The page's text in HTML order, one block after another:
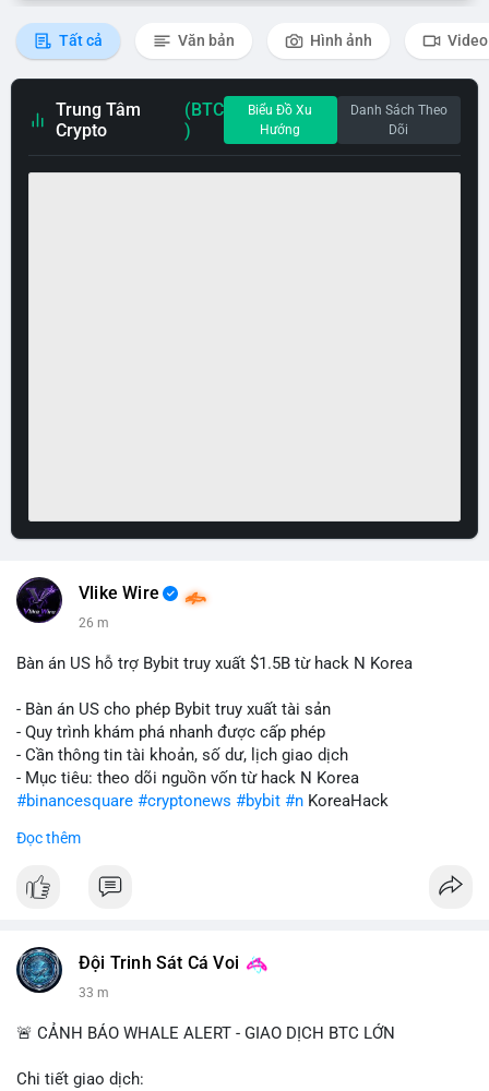
Tất cả Văn bản Hình ảnh Video
Trung Tâm
Crypto
(BTC
)
Biểu Đồ Xu
Hướng
Danh Sách Theo
Dõi
Vlike Wire
26 m
Bàn án US hỗ trợ Bybit truy xuất $1.5B từ hack N Korea
- Bàn án US cho phép Bybit truy xuất tài sản
- Quy trình khám phá nhanh được cấp phép
- Cần thông tin tài khoản, số dư, lịch giao dịch
- Mục tiêu: theo dõi nguồn vốn từ hack N Korea
#binancesquare #cryptonews #bybit #n KoreaHack
$btc $eth
#vlikevn #titanbot
Đọc thêm
Đội Trinh Sát Cá Voi
33 m
🚨 CẢNH BÁO WHALE ALERT - GIAO DỊCH BTC LỚN
Chi tiết giao dịch: